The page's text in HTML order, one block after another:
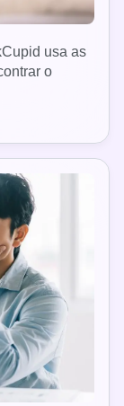
usa as
o